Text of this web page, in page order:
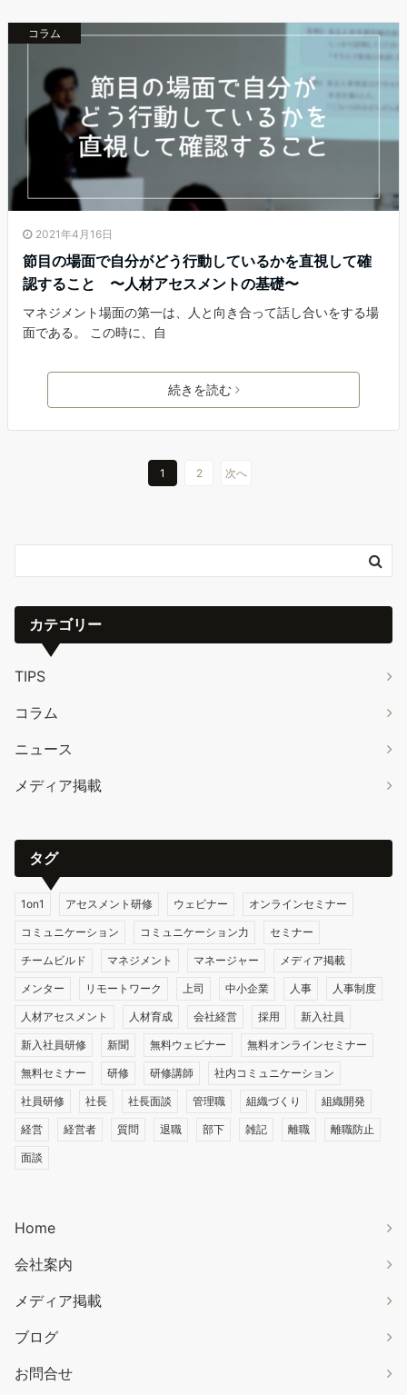
コラム
2021年4月16日
節目の場面で自分がどう行動しているかを直視して確
認すること 〜人材アセスメントの基礎〜
マネジメント場面の第一は、人と向き合って話し合いをする場
面である。 この時に、自
続きを読む
1 2 次へ
カテゴリー
TIPS
コラム
ニュース
メディア掲載
タグ
1on1 アセスメント研修 ウェビナー オンラインセミナー
コミュニケーション コミュニケーション力 セミナー
チームビルド マネジメント マネージャー メディア掲載
メンター リモートワーク 上司 中小企業 人事 人事制度
人材アセスメント 人材育成 会社経営 採用 新入社員
新入社員研修 新聞 無料ウェビナー 無料オンラインセミナー
無料セミナー 研修 研修講師 社内コミュニケーション
社員研修 社長 社長面談 管理職 組織づくり 組織開発
経営 経営者 質問 退職 部下 雑記 離職 離職防止
面談
Home
会社案内
メディア掲載
ブログ
お問合せ